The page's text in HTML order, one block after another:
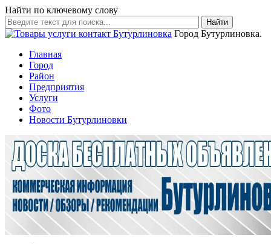
Найти по ключевому слову
Найти
Город Бутурлиновка.
Главная
Город
Район
Предприятия
Услуги
Фото
Новости Бутурлиновки